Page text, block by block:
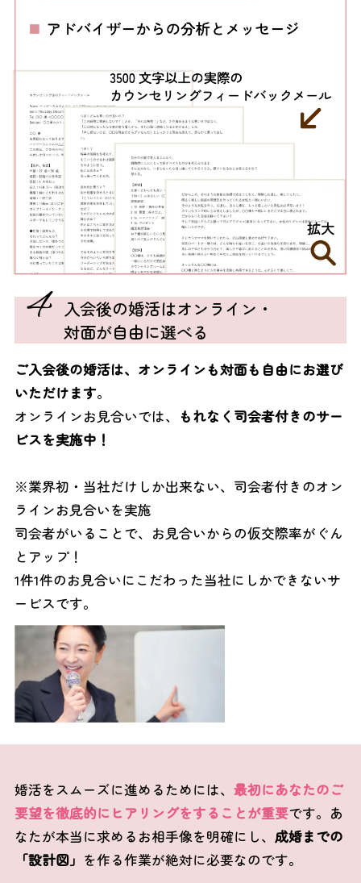
4 入会後の婚活はオンライン・
対面が自由に選べる
ご入会後の婚活は、オンラインも対面も自由にお選び
いただけます。
オンラインお見合いでは、 もれなく司会者付きのサー
ビスを実施中！
※業界初・当社だけしか出来ない、司会者付きのオン
ラインお見合いを実施
司会者がいることで、お見合いからの仮交際率がぐん
とアップ！
1件1件のお見合いにこだわった当社にしかできないサ
ービスです。
婚活をスムーズに進めるためには、 最初にあなたのご
要望を徹底的にヒアリングをすることが重要です。あ
なたが本当に求めるお相手像を明確にし、 成婚までの
「設計図」 を作る作業が絶対に必要なのです。